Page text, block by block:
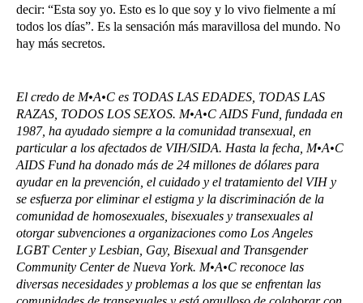
decir: “Esta soy yo. Esto es lo que soy y lo vivo fielmente a mí
todos los días”. Es la sensación más maravillosa del mundo. No
hay más secretos.
El credo de M•A•C es TODAS LAS EDADES, TODAS LAS
RAZAS, TODOS LOS SEXOS. M•A•C AIDS Fund, fundada en
1987, ha ayudado siempre a la comunidad transexual, en
particular a los afectados de VIH/SIDA. Hasta la fecha, M•A•C
AIDS Fund ha donado más de 24 millones de dólares para
ayudar en la prevención, el cuidado y el tratamiento del VIH y
se esfuerza por eliminar el estigma y la discriminación de la
comunidad de homosexuales, bisexuales y transexuales al
otorgar subvenciones a organizaciones como Los Angeles
LGBT Center y Lesbian, Gay, Bisexual and Transgender
Community Center de Nueva York. M•A•C reconoce las
diversas necesidades y problemas a los que se enfrentan las